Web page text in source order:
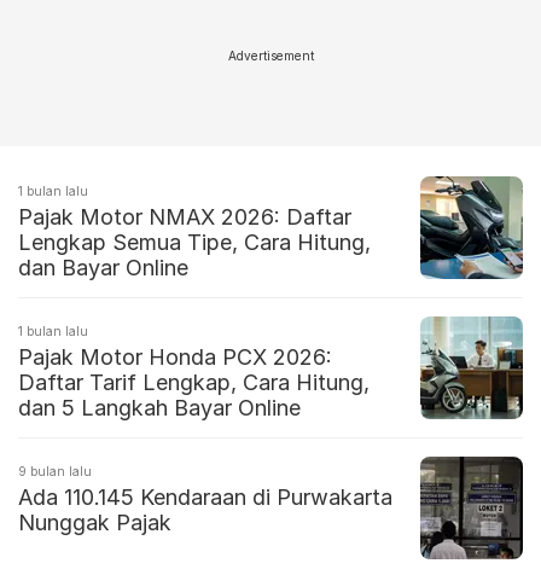
Advertisement
1 bulan lalu
Pajak Motor NMAX 2026: Daftar
Lengkap Semua Tipe, Cara Hitung,
dan Bayar Online
1 bulan lalu
Pajak Motor Honda PCX 2026:
Daftar Tarif Lengkap, Cara Hitung,
dan 5 Langkah Bayar Online
9 bulan lalu
Ada 110.145 Kendaraan di Purwakarta
Nunggak Pajak